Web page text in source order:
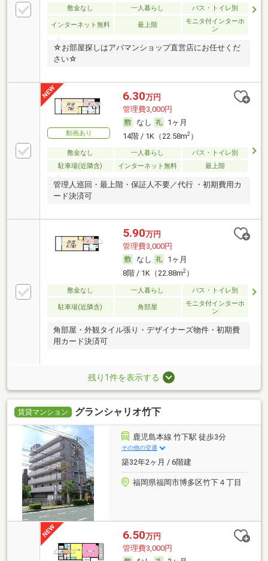
敷金なし 一人暮らし バス・トイレ別
インターネット無料 最上階
モニタ付インターホ
ン
☆お部屋探しはアパマンショップ直営店にお任せくだ
さい☆
動画あり
6.30万円
管理費3,000円
なし
1ヶ月
14階 / 1K（22.58m2）
敷金なし 一人暮らし
バス・トイレ別
駐車場(近隣含)
インターネット無料 最上階
管理人巡回・最上階・保証人不要／代行 ・初期費用カ
ード決済可
5.90万円
管理費3,000円
なし
1ヶ月
8階 / 1K（22.88m2）
敷金なし 一人暮らし バス・トイレ別
駐車場(近隣含) 角部屋
モニタ付インターホ
ン
角部屋・外観タイル張り・デザイナーズ物件・初期費
用カード決済可
残り1件を表示する
賃貸マンション グランシャリオ竹下
鹿児島本線 竹下駅 徒歩3分
その他の交通
築32年2ヶ月 / 6階建
福岡県福岡市博多区竹下４丁目
6.50万円
管理費3,000円